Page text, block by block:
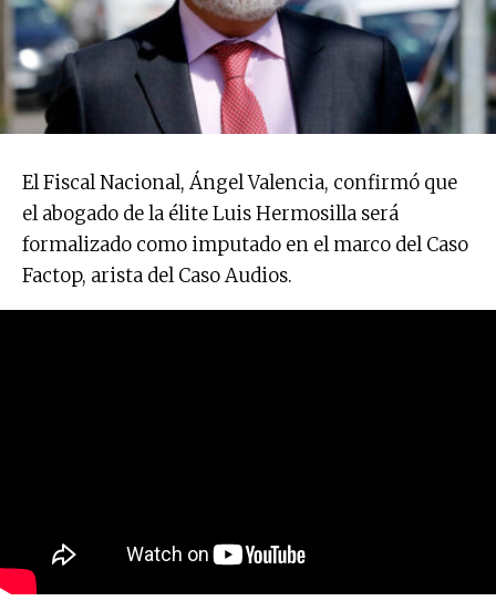
El Fiscal Nacional, Ángel Valencia, confirmó que
el abogado de la élite Luis Hermosilla será
formalizado como imputado en el marco del Caso
Factop, arista del Caso Audios.